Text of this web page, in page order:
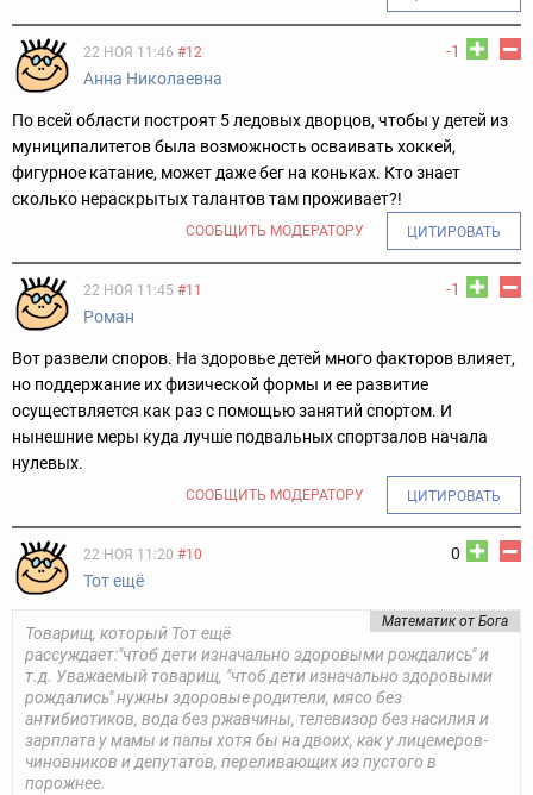
-1
22 НОЯ 11:46 #12
Анна Николаевна
По всей области построят 5 ледовых дворцов, чтобы у детей из
муниципалитетов была возможность осваивать хоккей,
фигурное катание, может даже бег на коньках. Кто знает
сколько нераскрытых талантов там проживает?!
СООБЩИТЬ МОДЕРАТОРУ ЦИТИРОВАТЬ
-1
22 НОЯ 11:45 #11
Роман
Вот развели споров. На здоровье детей много факторов влияет,
но поддержание их физической формы и ее развитие
осуществляется как раз с помощью занятий спортом. И
нынешние меры куда лучше подвальных спортзалов начала
нулевых.
СООБЩИТЬ МОДЕРАТОРУ ЦИТИРОВАТЬ
0
22 НОЯ 11:20 #10
Тот ещё
Математик от Бога
Товарищ, который Тот ещё
рассуждает:"чтоб дети изначально здоровыми рождались" и
т.д. Уважаемый товарищ, "чтоб дети изначально здоровыми
рождались" нужны здоровые родители, мясо без
антибиотиков, вода без ржавчины, телевизор без насилия и
зарплата у мамы и папы хотя бы на двоих, как у лицемеров-
чиновников и депутатов, переливающих из пустого в
порожнее.